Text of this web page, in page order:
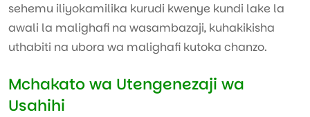
sehemu iliyokamilika kurudi kwenye kundi lake la
awali la malighafi na wasambazaji, kuhakikisha
uthabiti na ubora wa malighafi kutoka chanzo.
Mchakato wa Utengenezaji wa
Usahihi